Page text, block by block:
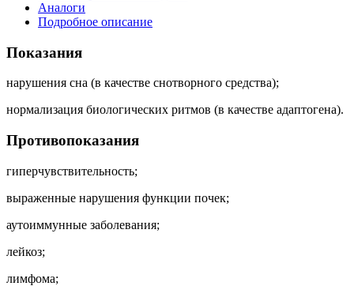
Аналоги
Подробное описание
Показания
нарушения сна (в качестве снотворного средства);
нормализация биологических ритмов (в качестве адаптогена).
Противопоказания
гиперчувствительность;
выраженные нарушения функции почек;
аутоиммунные заболевания;
лейкоз;
лимфома;